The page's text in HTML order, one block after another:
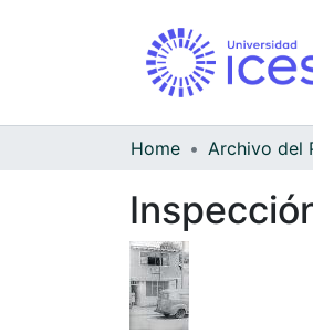
Home